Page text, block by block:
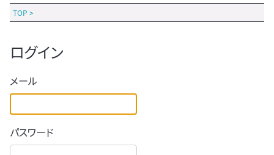
TOP >
ログイン
メール
パスワード